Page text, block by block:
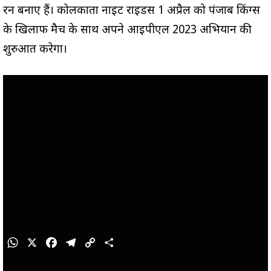
रन बनाए हैं। कोलकाता नाइट राइडर्स 1 अप्रैल को पंजाब किंग्स
के खिलाफ मैच के साथ अपने आईपीएल 2023 अभियान की
शुरुआत करेगा।
W